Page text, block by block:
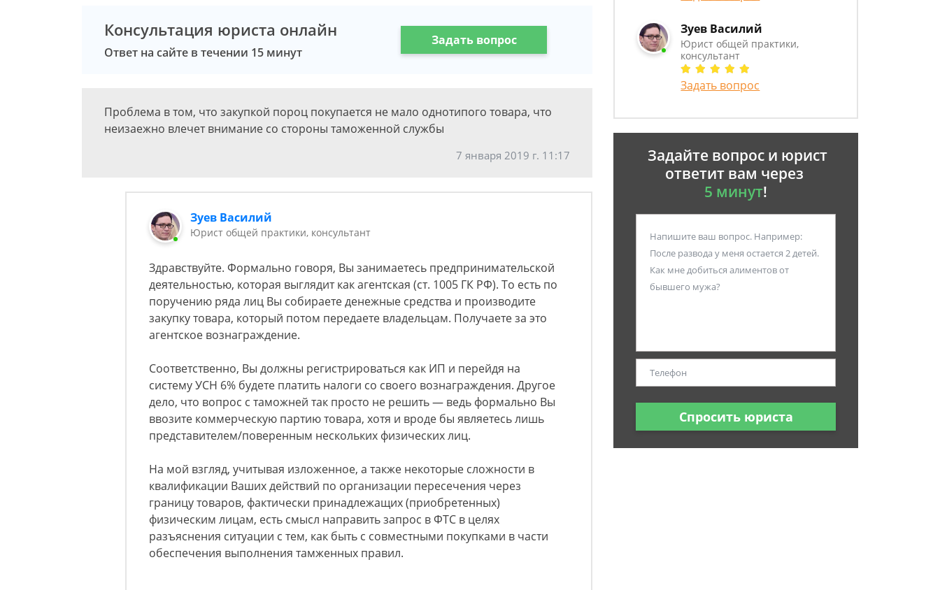
Консультация юриста онлайн
Ответ на сайте в течении 15 минут
Задать вопрос
Проблема в том, что закупкой пороц покупается не мало однотипого товара, что
неизаежно влечет внимание со стороны таможенной службы
7 января 2019 г. 11:17
Зуев Василий
Юрист общей практики, консультант
Здравствуйте. Формально говоря, Вы занимаетесь предпринимательской
деятельностью, которая выглядит как агентская (ст. 1005 ГК РФ). То есть по
поручению ряда лиц Вы собираете денежные средства и производите
закупку товара, который потом передаете владельцам. Получаете за это
агентское вознаграждение.
Соответственно, Вы должны регистрироваться как ИП и перейдя на
систему УСН 6% будете платить налоги со своего вознаграждения. Другое
дело, что вопрос с таможней так просто не решить — ведь формально Вы
ввозите коммерческую партию товара, хотя и вроде бы являетесь лишь
представителем/поверенным нескольких физических лиц.
На мой взгляд, учитывая изложенное, а также некоторые сложности в
квалификации Ваших действий по организации пересечения через
границу товаров, фактически принадлежащих (приобретенных)
физическим лицам, есть смысл направить запрос в ФТС в целях
разъяснения ситуации с тем, как быть с совместными покупками в части
обеспечения выполнения тамженных правил.
Зуев Василий
Юрист общей практики,
консультант
Задать вопрос
Задайте вопрос и юрист
ответит вам через
5 минут!
Спросить юриста